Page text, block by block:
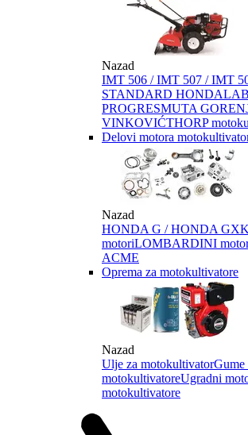
Nazad
IMT 506 / IMT 507 / IMT
STANDARD HONDA
PROGRESMUTA
VINKOVIĆTHORP
Delovi motora
Nazad
HONDA G / HONDA GX
motoriLOMBARDINI
ACME
Oprema za motokultivatore
Nazad
Ulje za motokultivatorGume
motokultivatoreUgradni
motokultivatore